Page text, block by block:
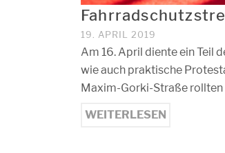
19. APRIL 2019
Am 16. April diente ein Teil
wie auch praktische
Maxim-Gorki-Straße
WEITERLESEN